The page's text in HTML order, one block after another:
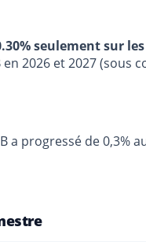
seulement sur
2026 et 2027 (sous
a progressé de 0,3%